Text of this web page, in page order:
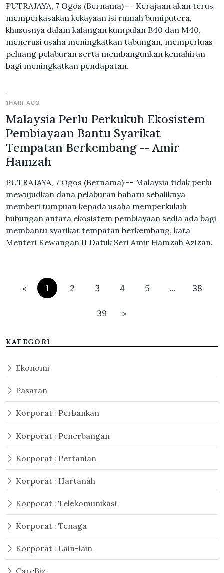
PUTRAJAYA, 7 Ogos (Bernama) -- Kerajaan akan terus
memperkasakan kekayaan isi rumah bumiputera,
khususnya dalam kalangan kumpulan B40 dan M40,
menerusi usaha meningkatkan tabungan, memperluas
peluang pelaburan serta membangunkan kemahiran
bagi meningkatkan pendapatan.
1HARI AGO
Malaysia Perlu Perkukuh Ekosistem
Pembiayaan Bantu Syarikat
Tempatan Berkembang -- Amir
Hamzah
PUTRAJAYA, 7 Ogos (Bernama) -- Malaysia tidak perlu
mewujudkan dana pelaburan baharu sebaliknya
memberi tumpuan kepada usaha memperkukuh
hubungan antara ekosistem pembiayaan sedia ada bagi
membantu syarikat tempatan berkembang, kata
Menteri Kewangan II Datuk Seri Amir Hamzah Azizan.
< 1 2 3 4 5 ... 38
39 >
KATEGORI
Ekonomi
Pasaran
Korporat : Perbankan
Korporat : Penerbangan
Korporat : Pertanian
Korporat : Hartanah
Korporat : Telekomunikasi
Korporat : Tenaga
Korporat : Lain-lain
CareBiz